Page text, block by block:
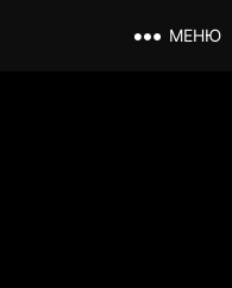
МЕНЮ